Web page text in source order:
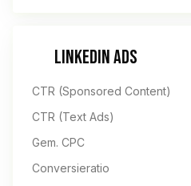
LINKEDIN ADS
CTR (Sponsored Content)
CTR (Text Ads)
Gem. CPC
Conversieratio